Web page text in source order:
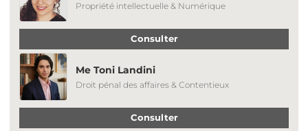
Propriété intellectuelle & Numérique
Consulter
Me Toni Landini
Droit pénal des affaires & Contentieux
Consulter